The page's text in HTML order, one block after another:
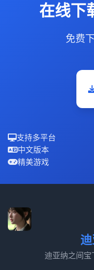
在线下
免费
支持多平台
中文版本
精美游戏
迪亚纳之间